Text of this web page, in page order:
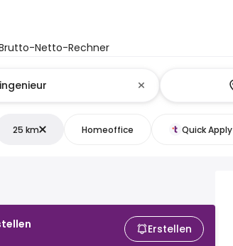
Netto-Rechner
25 km Homeoffice Quick Apply
Erstellen